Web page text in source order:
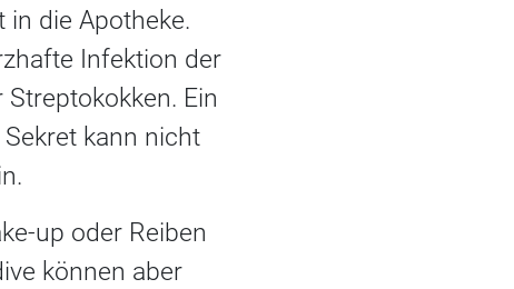
die Apotheke.
Infektion der
Ein
kann nicht
up oder Reiben
können aber